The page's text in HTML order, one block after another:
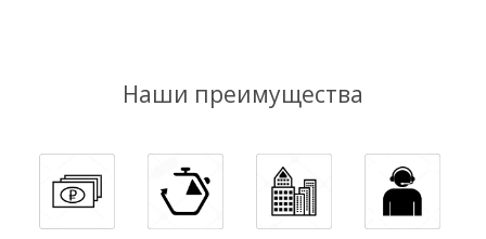
Наши преимущества